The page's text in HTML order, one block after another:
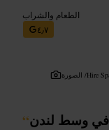
الطعام والشراب
٤٫٧
الصورة /Hire
“في وسط لندن